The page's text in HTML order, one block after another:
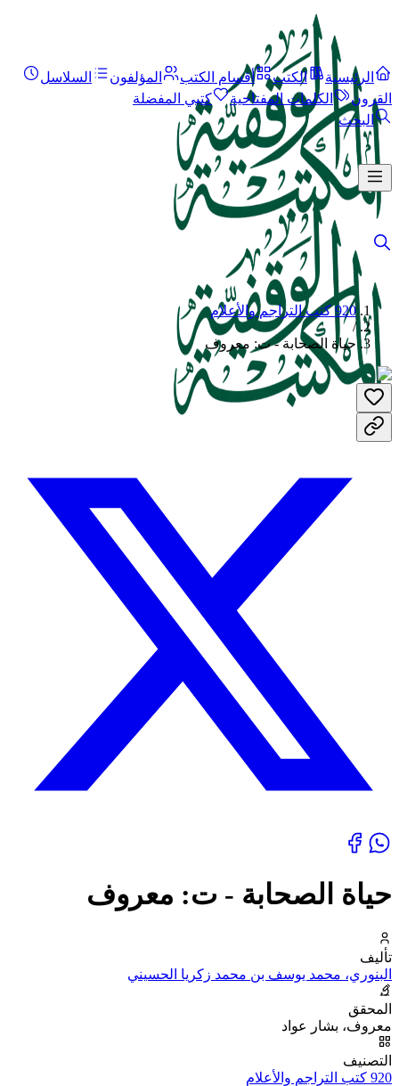
الرئيسية الكتب أقسام الكتب المؤلفون
السلاسل
القرون
الكلمات المفتاحية
كتبي المفضلة
البحث
920 كتب التراجم والأعلام
/
حياة الصحابة - ت: معروف
حياة الصحابة - ت: معروف
تأليف
البنوري، محمد يوسف بن محمد زكريا الحسيني
المحقق
معروف، بشار عواد
التصنيف
920 كتب التراجم والأعلام